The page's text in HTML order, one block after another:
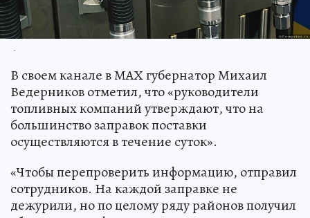
.
В своем канале в МАХ губернатор Михаил
Ведерников отметил, что «руководители
топливных компаний утверждают, что на
большинство заправок поставки
осуществляются в течение суток».
«Чтобы перепроверить информацию, отправил
сотрудников. На каждой заправке не
дежурили, но по целому ряду районов получил